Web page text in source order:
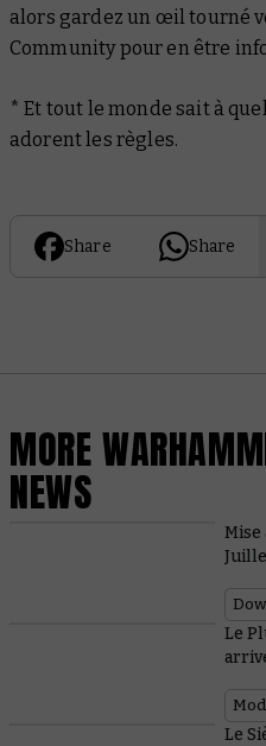
alors gardez un œil tourné
Community pour en être
* Et tout le monde sait à
adorent les règles.
Share Share
MORE
NEWS
Mise
Le
Le